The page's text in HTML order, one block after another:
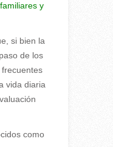
y
si bien la
de los
vida diaria
como